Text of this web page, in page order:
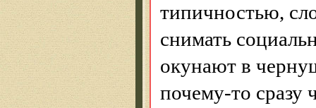
типичностью,
снимать
окунают в
почему-то сразу